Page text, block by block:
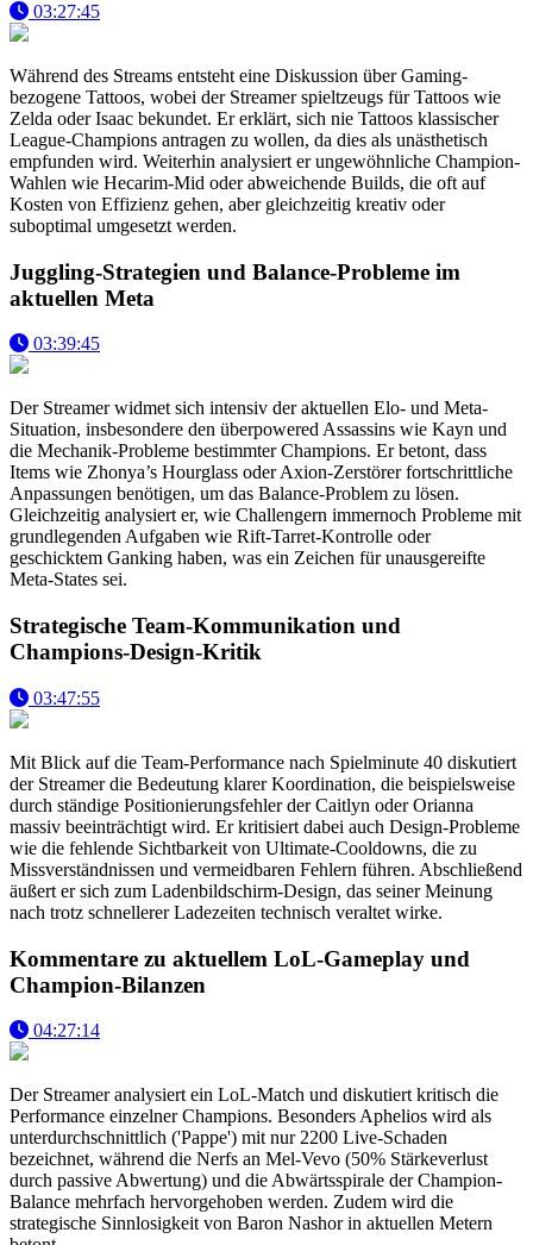
03:27:45
Während des Streams entsteht eine Diskussion über Gaming-
bezogene Tattoos, wobei der Streamer spieltzeugs für Tattoos wie
Zelda oder Isaac bekundet. Er erklärt, sich nie Tattoos klassischer
League-Champions antragen zu wollen, da dies als unästhetisch
empfunden wird. Weiterhin analysiert er ungewöhnliche Champion-
Wahlen wie Hecarim-Mid oder abweichende Builds, die oft auf
Kosten von Effizienz gehen, aber gleichzeitig kreativ oder
suboptimal umgesetzt werden.
Juggling-Strategien und Balance-Probleme im
aktuellen Meta
03:39:45
Der Streamer widmet sich intensiv der aktuellen Elo- und Meta-
Situation, insbesondere den überpowered Assassins wie Kayn und
die Mechanik-Probleme bestimmter Champions. Er betont, dass
Items wie Zhonya’s Hourglass oder Axion-Zerstörer fortschrittliche
Anpassungen benötigen, um das Balance-Problem zu lösen.
Gleichzeitig analysiert er, wie Challengern immernoch Probleme mit
grundlegenden Aufgaben wie Rift-Tarret-Kontrolle oder
geschicktem Ganking haben, was ein Zeichen für unausgereifte
Meta-States sei.
Strategische Team-Kommunikation und
Champions-Design-Kritik
03:47:55
Mit Blick auf die Team-Performance nach Spielminute 40 diskutiert
der Streamer die Bedeutung klarer Koordination, die beispielsweise
durch ständige Positionierungsfehler der Caitlyn oder Orianna
massiv beeinträchtigt wird. Er kritisiert dabei auch Design-Probleme
wie die fehlende Sichtbarkeit von Ultimate-Cooldowns, die zu
Missverständnissen und vermeidbaren Fehlern führen. Abschließend
äußert er sich zum Ladenbildschirm-Design, das seiner Meinung
nach trotz schnellerer Ladezeiten technisch veraltet wirke.
Kommentare zu aktuellem LoL-Gameplay und
Champion-Bilanzen
04:27:14
Der Streamer analysiert ein LoL-Match und diskutiert kritisch die
Performance einzelner Champions. Besonders Aphelios wird als
unterdurchschnittlich ('Pappe') mit nur 2200 Live-Schaden
bezeichnet, während die Nerfs an Mel-Vevo (50% Stärkeverlust
durch passive Abwertung) und die Abwärtsspirale der Champion-
Balance mehrfach hervorgehoben werden. Zudem wird die
strategische Sinnlosigkeit von Baron Nashor in aktuellen Metern